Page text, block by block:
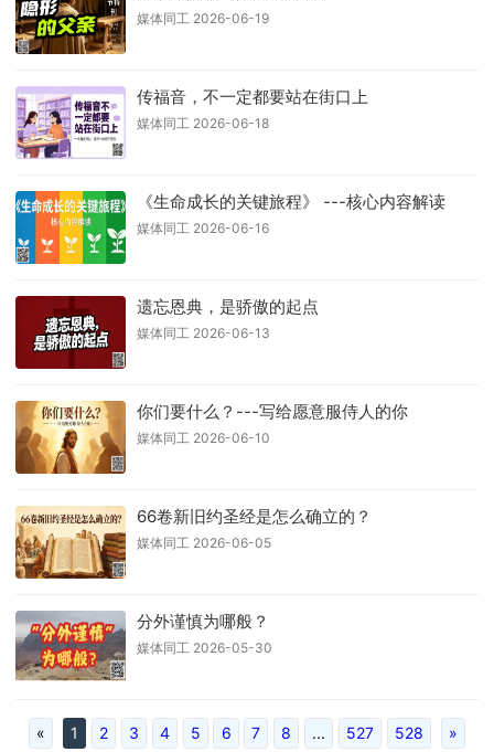
媒体同工 2026-06-19
传福音，不一定都要站在街口上
媒体同工 2026-06-18
《生命成长的关键旅程》 ---核心内容解读
媒体同工 2026-06-16
遗忘恩典，是骄傲的起点
媒体同工 2026-06-13
你们要什么？---写给愿意服侍人的你
媒体同工 2026-06-10
66卷新旧约圣经是怎么确立的？
媒体同工 2026-06-05
分外谨慎为哪般？
媒体同工 2026-05-30
« 1 2 3 4 5 6 7 8 ... 527 528 »